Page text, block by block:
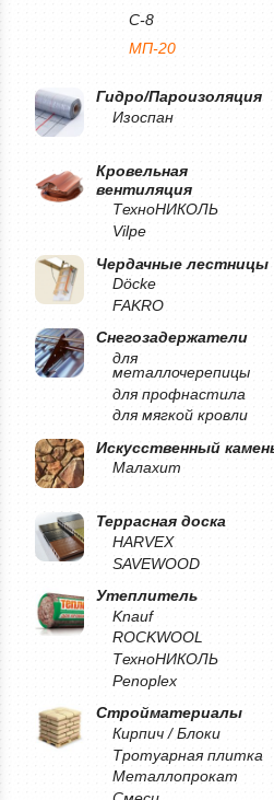
С-8
МП-20
Гидро/Пароизоляция
Изоспан
Кровельная
вентиляция
ТехноНИКОЛЬ
Vilpe
Чердачные лестницы
Döcke
FAKRO
Снегозадержатели
для
металлочерепицы
для профнастила
для мягкой кровли
Искусственный
Малахит
Террасная доска
HARVEX
SAVEWOOD
Утеплитель
Knauf
ROCKWOOL
ТехноНИКОЛЬ
Penoplex
Стройматериалы
Кирпич / Блоки
Тротуарная плитка
Металлопрокат